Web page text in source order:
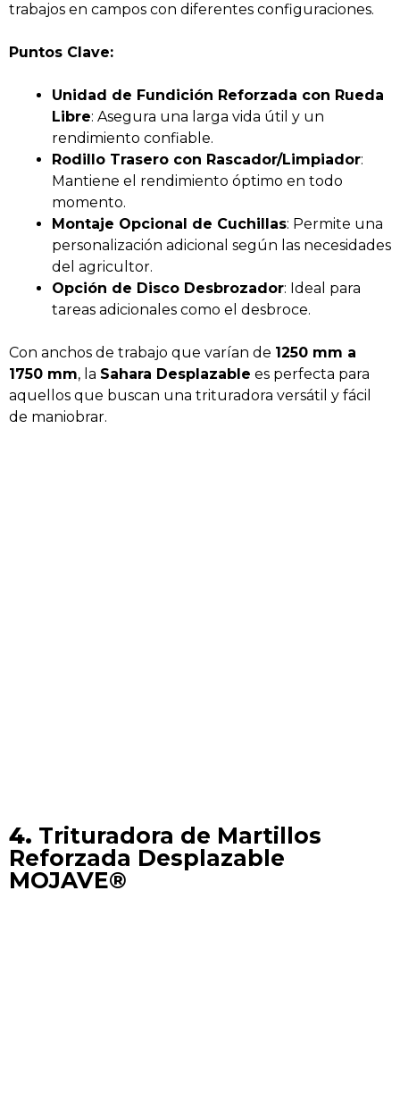
trabajos en campos con diferentes configuraciones.
Puntos Clave:
Unidad de Fundición Reforzada con Rueda
Libre: Asegura una larga vida útil y un
rendimiento confiable.
Rodillo Trasero con Rascador/Limpiador:
Mantiene el rendimiento óptimo en todo
momento.
Montaje Opcional de Cuchillas: Permite una
personalización adicional según las necesidades
del agricultor.
Opción de Disco Desbrozador: Ideal para
tareas adicionales como el desbroce.
Con anchos de trabajo que varían de 1250 mm a
1750 mm, la Sahara Desplazable es perfecta para
aquellos que buscan una trituradora versátil y fácil
de maniobrar.
4. Trituradora de Martillos
Reforzada Desplazable
MOJAVE®